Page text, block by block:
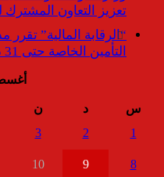
تعزيز التعاون المشترك
“الرقابة المالية”
التأمين الخاصة حتى 31 ديسمبر المقبل
س د ن
1
2
3
8
9
10